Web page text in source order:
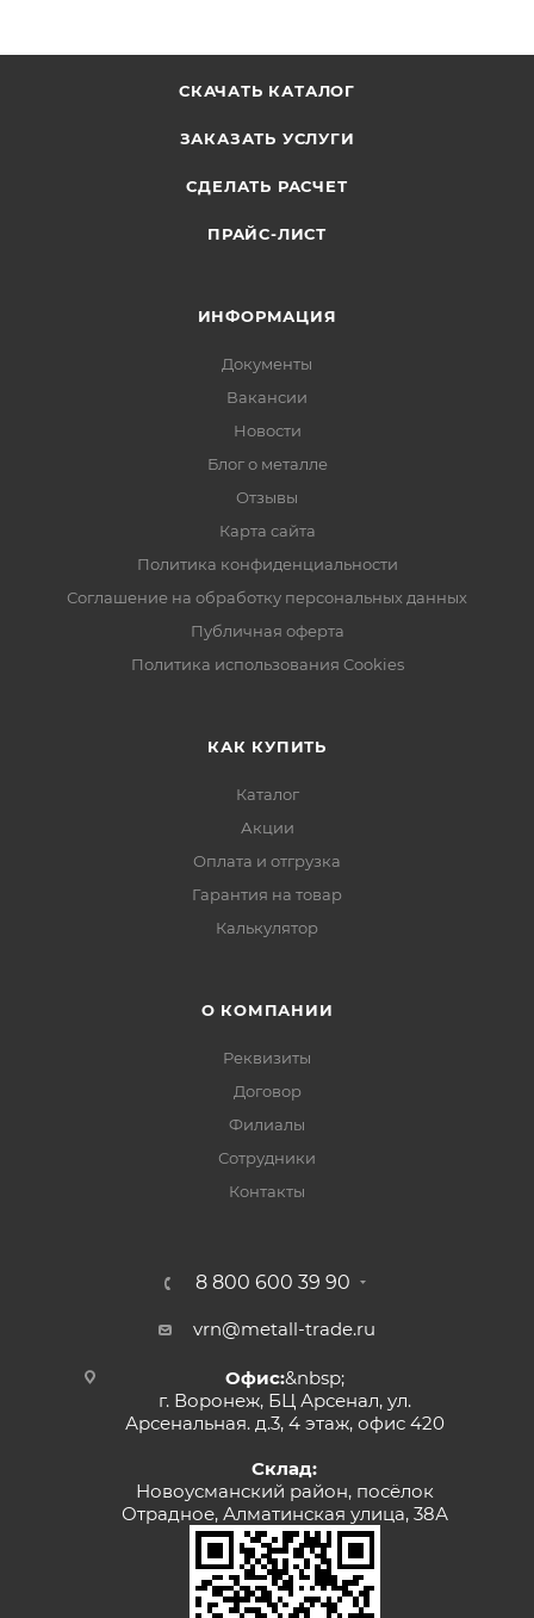
СКАЧАТЬ КАТАЛОГ
ЗАКАЗАТЬ УСЛУГИ
СДЕЛАТЬ РАСЧЕТ
ПРАЙС-ЛИСТ
ИНФОРМАЦИЯ
Документы
Вакансии
Новости
Блог о металле
Отзывы
Карта сайта
Политика конфиденциальности
Соглашение на обработку персональных данных
Публичная оферта
Политика использования Cookies
КАК КУПИТЬ
Каталог
Акции
Оплата и отгрузка
Гарантия на товар
Калькулятор
О КОМПАНИИ
Реквизиты
Договор
Филиалы
Сотрудники
Контакты
8 800 600 39 90
vrn@metall-trade.ru
Офис:&nbsp;
г. Воронеж, БЦ Арсенал, ул.
Арсенальная. д.3, 4 этаж, офис 420
Склад:
Новоусманский район, посёлок
Отрадное, Алматинская улица, 38А